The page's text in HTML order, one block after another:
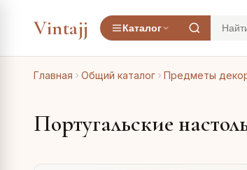
Vintajj Каталог
Главная Общий каталог Предметы
Португальские